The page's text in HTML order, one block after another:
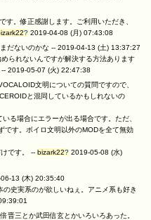
す。修正感謝します。ご利用いただき、
? 2019-04-08 (月) 07:43:08
だないのかな -- 2019-04-13 (土) 13:37:27
られないんですが解決する方法あります
2019-05-07 (火) 22:47:38
文明についての質問ですので、
と混同しているかもしれないの
る場合にエラーが出る場合です。ただ、
です。ボイロ文明以外のMODを全て無効
です。 -- bizark22? 2019-05-08 (水)
13 (木) 20:35:40
史実系のが欲しいねぇ。アニメ系も好き
晋三とか武田信玄とかいろいろあった。